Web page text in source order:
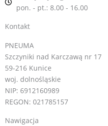
pon. - pt.: 8.00 - 16.00
Kontakt
PNEUMA
Szczyniki nad Karczawą nr 17
59-216 Kunice
woj. dolnośląskie
NIP: 6912160989
REGON: 021785157
Nawigacja